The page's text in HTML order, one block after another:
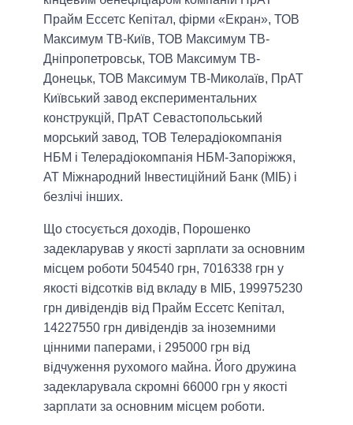
Прайм Ессетс Кепітал, фірми «Екран», ТОВ
Максимум ТВ-Київ, ТОВ Максимум ТВ-
Дніпропетровськ, ТОВ Максимум ТВ-
Донецьк, ТОВ Максимум ТВ-Миколаїв, ПрАТ
Київський завод експериментальних
конструкцій, ПрАТ Севастопольський
морський завод, ТОВ Телерадіокомпанія
НБМ і Телерадіокомпанія НБМ-Запоріжжя,
АТ Міжнародний Інвестиційний Банк (МІБ) і
безлічі інших.
Що стосується доходів, Порошенко
задекларував у якості зарплати за основним
місцем роботи 504540 грн, 7016338 грн у
якості відсотків від вкладу в МІБ, 199975230
грн дивідендів від Прайм Ессетс Кепітал,
14227550 грн дивідендів за іноземними
цінними паперами, і 295000 грн від
відчуження рухомого майна. Його дружина
задекларувала скромні 66000 грн у якості
зарплати за основним місцем роботи.